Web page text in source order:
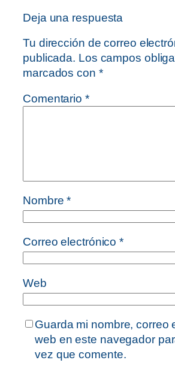
Deja una respuesta
Tu dirección de correo
publicada. Los campos
marcados con *
Comentario *
Nombre*
Correo electrónico*
Web
Guarda mi nombre, correo
web en este navegador
vez que comente.